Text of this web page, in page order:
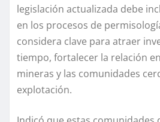
legislación actualizada debe
en los procesos de
considera clave para atraer
tiempo, fortalecer la relación
mineras y las comunidades
explotación.